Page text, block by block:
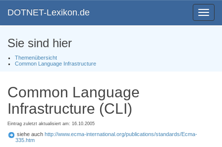
Toggle
DOTNET-Lexikon.de
Sie sind hier
Themenübersicht
Common Language Infrastructure
Common Language
Infrastructure (CLI)
Eintrag zuletzt aktualisiert am: 16.10.2005
siehe auch http://www.ecma-international.org/publications/standards/Ecma-
335.htm